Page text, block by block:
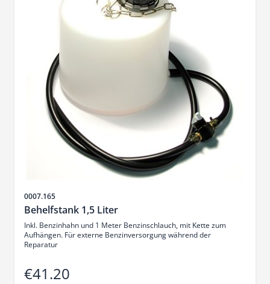
Sku
0007.165
Behelfstank 1,5 Liter
Inkl. Benzinhahn und 1 Meter Benzinschlauch, mit Kette zum
Aufhängen. Für externe Benzinversorgung während der
Reparatur
€41.20